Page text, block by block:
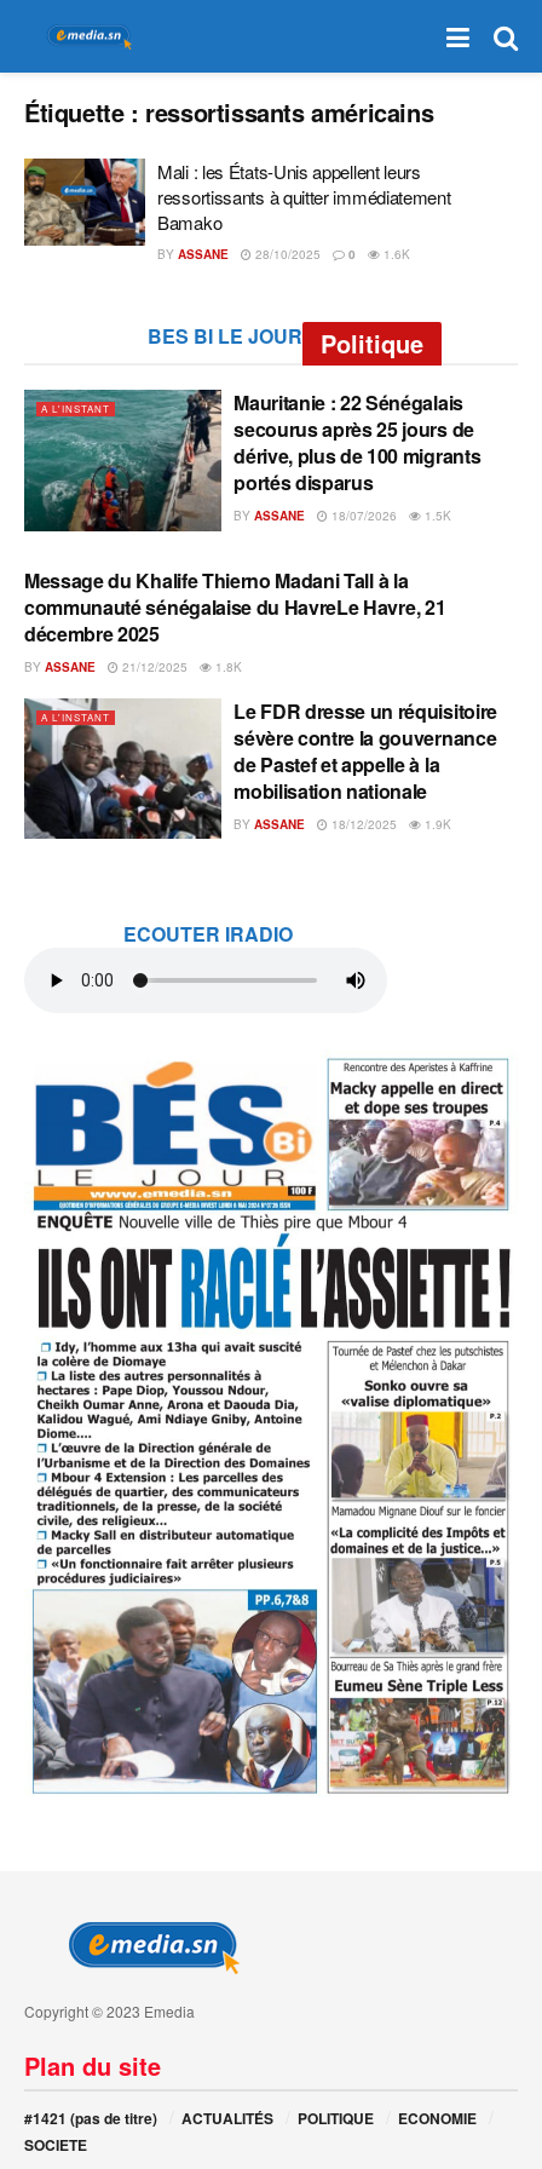
Étiquette : ressortissants américains
‎Mali : les États-Unis appellent leurs
ressortissants à quitter immédiatement
Bamako
BY ASSANE 28/10/2025 0 1.6K
BES BI LE JOUR Politique
A L'INSTANT
Mauritanie : 22 Sénégalais
secourus après 25 jours de
dérive, plus de 100 migrants
portés disparus
BY ASSANE 18/07/2026 1.5K
A L'INSTANT
Message du Khalife Thierno Madani Tall à la
communauté sénégalaise du HavreLe Havre, 21
décembre 2025
BY ASSANE 21/12/2025 1.8K
A L'INSTANT
Le FDR dresse un réquisitoire
sévère contre la gouvernance
de Pastef et appelle à la
mobilisation nationale
BY ASSANE 18/12/2025 1.9K
ECOUTER IRADIO
Copyright © 2023 Emedia
Plan du site
#1421 (pas de titre) ACTUALITÉS POLITIQUE
ECONOMIE
SOCIETE